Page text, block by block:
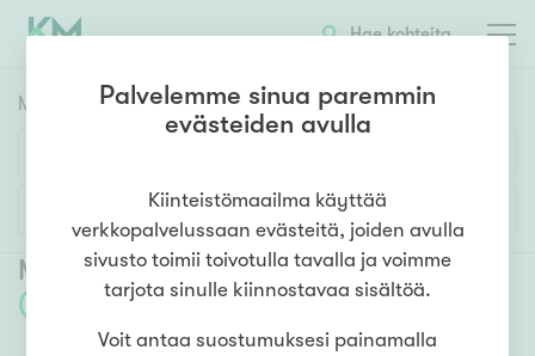
Hae kohteita
Myyntikohteet
1h 2h 3h 4h 5h+
Asuntotyyppi
Lisää hakuehtoja
Myytävät asunnot Jyväskylä Ruoke
(
Palvelemme sinua paremmin
evästeiden avulla
Kiinteistömaailma käyttää
verkkopalvelussaan evästeitä, joiden avulla
sivusto toimii toivotulla tavalla ja voimme
tarjota sinulle kiinnostavaa sisältöä.
Voit antaa suostumuksesi painamalla